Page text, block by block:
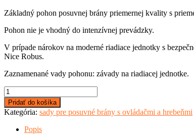
Základný pohon posuvnej brány priemernej kvality s
Pohon nie je vhodný do intenzívnej prevádzky.
V prípade nárokov na moderné riadiace jednotky s
Nice Robus.
Zaznamenané vady pohonu: závady na riadiacej jednotke.
množstvo
Nice
Robo
600
Pridať do košíka
Kategória: sady pre posuvné brány s ovládačmi a hrebeňmi
Popis